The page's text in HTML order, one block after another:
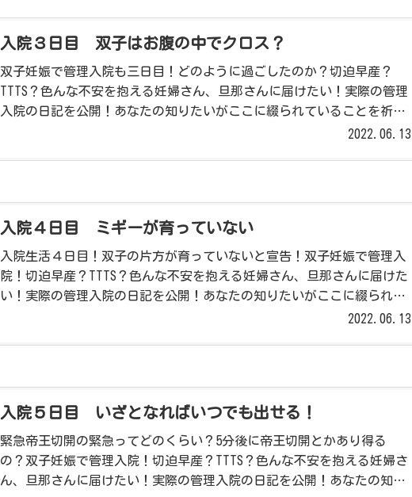
入院３日目 双子はお腹の中でクロス？
双子妊娠で管理入院も三日目！どのように過ごしたのか？切迫早産？
TTTS？色んな不安を抱える妊婦さん、旦那さんに届けたい！実際の管理
入院の日記を公開！あなたの知りたいがここに綴られていることを祈っ
2022.06.13
入院４日目 ミギーが育っていない
入院生活４日目！双子の片方が育っていないと宣告！双子妊娠で管理入
院！切迫早産？TTTS？色んな不安を抱える妊婦さん、旦那さんに届けた
い！実際の管理入院の日記を公開！あなたの知りたいがここに綴られて
2022.06.13
入院５日目 いざとなればいつでも出せる！
緊急帝王切開の緊急ってどのくらい？5分後に帝王切開とかあり得る
の？双子妊娠で管理入院！切迫早産？TTTS？色んな不安を抱える妊婦さ
ん、旦那さんに届けたい！実際の管理入院の日記を公開！あなたの知り